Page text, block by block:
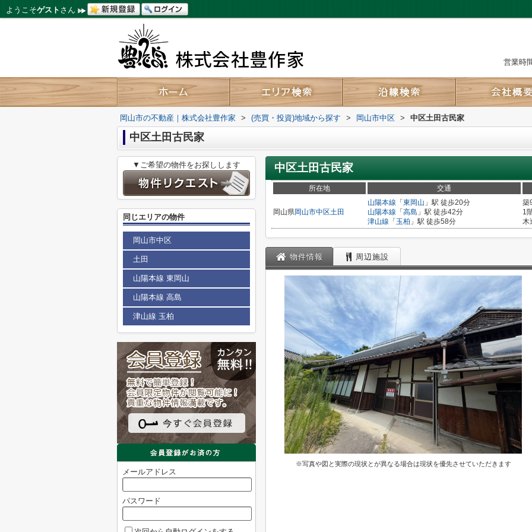
ようこそゲスト さん
営業時
岡山市の不動産｜株式会社豊作家 > (売買・投資)地域から探す > 岡山市中区 > 中区土田古民家
中区土田古民家
中区土田古民家
所在地 交通
岡山県岡山市中区土田
山陽本線 「 東岡山 」駅 徒歩20分
山陽本線 「 高島 」駅 徒歩42分
津山線 「 玉柏 」駅 徒歩58分
築
1
木
物件情報 周辺施設
※写真や図と実際の現状とが異なる場合は現状を優先させていただきます
▼ご希望の物件をお探しします
同じエリアの物件
岡山市中区
土田
山陽本線 東岡山
山陽本線 高島
津山線 玉柏
メールアドレス
パスワード